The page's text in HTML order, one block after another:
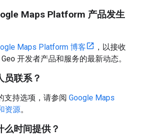
Maps Platform 产品发生
Maps Platform 博客
，以接收
开发者产品和服务的最新动态。
员联系？
支持选项，请参阅 Google Maps
资源。
么时间提供？